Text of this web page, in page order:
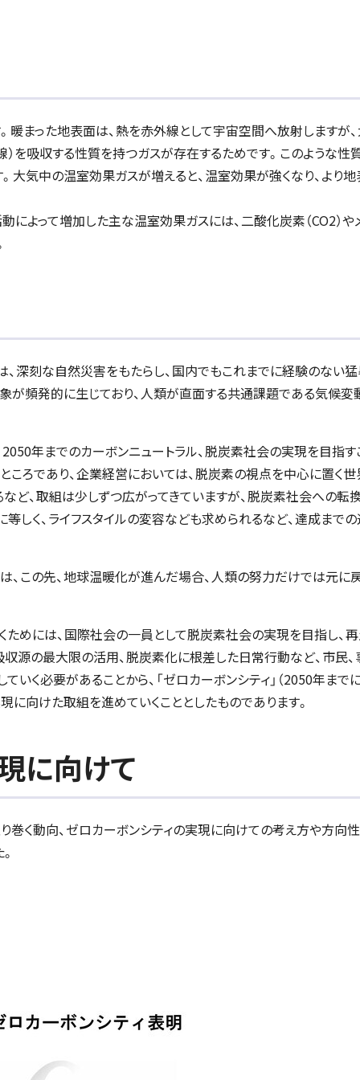
暖まった地表面は、熱を赤外線として宇宙空間へ放射しますが
を吸収する性質を持つガスが存在するためです。このような性
大気中の温室効果ガスが増えると、温室効果が強くなり、より
よって増加した主な温室効果ガスには、二酸化炭素（CO2）や
深刻な自然災害をもたらし、国内でもこれまでに経験のない猛
が頻発的に生じており、人類が直面する共通課題である気候変
年までのカーボンニュートラル、脱炭素社会の実現を目指す
ころであり、企業経営においては、脱炭素の視点を中心に置く
ど、取組は少しずつ広がってきていますが、脱炭素社会への転
しく、ライフスタイルの変容なども求められるなど、達成まで
、この先、地球温暖化が進んだ場合、人類の努力だけでは元に
めには、国際社会の一員として脱炭素社会の実現を目指し、
源の最大限の活用、脱炭素化に根差した日常行動など、市民、
いく必要があることから、「ゼロカーボンシティ」（2050年まで
向けた取組を進めていくこととしたものであります。
に向けて
巻く動向、ゼロカーボンシティの実現に向けての考え方や方向